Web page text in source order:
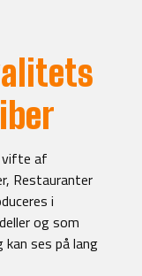
vifte af
Restauranter
i
og som
ses på lang